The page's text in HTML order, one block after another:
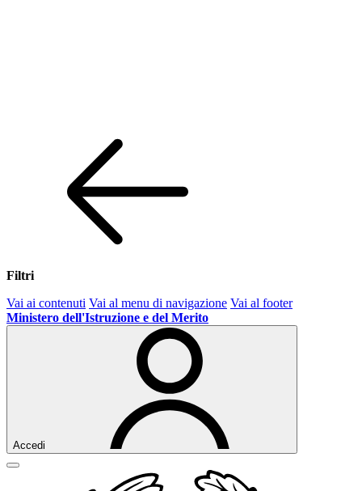
Filtri
Vai ai contenuti Vai al menu di navigazione Vai al footer
Ministero dell'Istruzione e del Merito
Accedi